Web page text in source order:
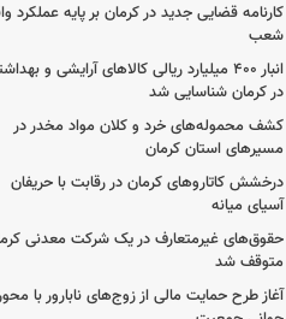
کارنامه قضایی جدید در کرمان بر پایه عملکرد
شعب
انبار ۴۰۰ میلیارد ریالی کالاهای آرایشی و
در کرمان شناسایی شد
کشف محموله‌های خرد و کلان مواد مخدر در
مسیرهای استان کرمان
درخشش کاتاروهای کرمان در رقابت با حریفان
آسیای میانه
حقوق‌های غیرمتعارف در یک شرکت معدنی
متوقف شد
آغاز طرح حمایت مالی از زوج‌های نابارور با